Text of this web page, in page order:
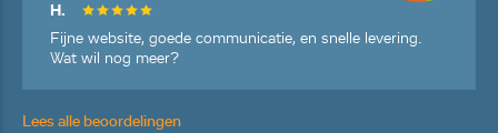
H.
Fijne website, goede communicatie, en snelle levering.
Wat wil nog meer?
Lees alle beoordelingen